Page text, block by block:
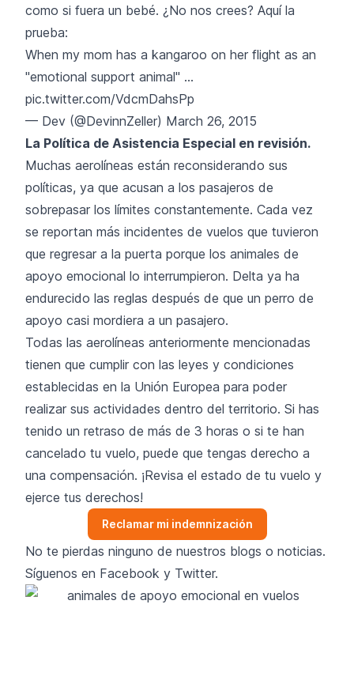
como si fuera un bebé. ¿No nos crees? Aquí la
prueba:
When my mom has a kangaroo on her flight as an
"emotional support animal" ...
pic.twitter.com/VdcmDahsPp
— Dev (@DevinnZeller) March 26, 2015
La Política de Asistencia Especial en revisión.
Muchas aerolíneas están reconsiderando sus
políticas, ya que acusan a los pasajeros de
sobrepasar los límites constantemente. Cada vez
se reportan más incidentes de vuelos que tuvieron
que regresar a la puerta porque los animales de
apoyo emocional lo interrumpieron. Delta ya ha
endurecido las reglas después de que un perro de
apoyo casi mordiera a un pasajero.
Todas las aerolíneas anteriormente mencionadas
tienen que cumplir con las leyes y condiciones
establecidas en la Unión Europea para poder
realizar sus actividades dentro del territorio. Si has
tenido un retraso de más de 3 horas o si te han
cancelado tu vuelo, puede que tengas derecho a
una compensación. ¡Revisa el estado de tu vuelo y
ejerce tus derechos!
Reclamar mi indemnización
No te pierdas ninguno de nuestros blogs o noticias.
Síguenos en Facebook y Twitter.